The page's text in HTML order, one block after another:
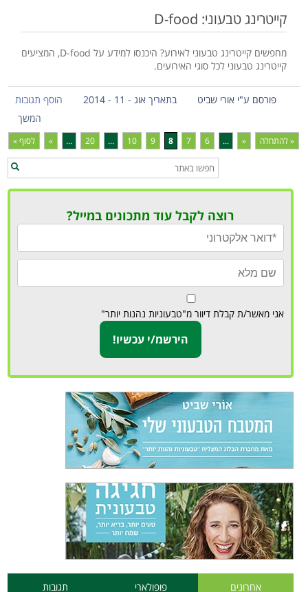
קייטרינג טבעוני: D-food
מחפשים קייטרינג טבעוני לאירוע? היכנסו למידע על D-food, המציעים
קייטרינג טבעוני לכל סוגי האירועים.
פורסם ע"י אורי שביט בתאריך אוג - 11 - 2014
הוסף תגובות
המשך
« להתחלה «
...
6
7
8
9
10
...
20
...
» לסוף »
רוצה לקבל עוד מתכונים במייל?
אני מאשר/ת קבלת דיוור מ"טבעוניות נהנות יותר"
אחרונים פופולארי תגובות